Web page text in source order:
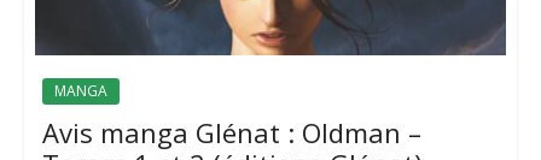
MANGA
Avis manga Glénat : Oldman –